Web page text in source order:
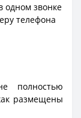
одном звонке
телефона
полностью
размещены